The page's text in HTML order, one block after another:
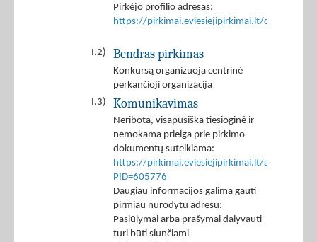
Pirkėjo profilio adresas:
https://pirkimai.eviesiejipirkimai.lt/ctm/
I.2) Bendras pirkimas
Konkursą organizuoja centrinė
perkančioji organizacija
I.3)
Komunikavimas
Neribota, visapusiška tiesioginė ir
nemokama prieiga prie pirkimo
dokumentų suteikiama:
https://pirkimai.eviesiejipirkimai.lt/app/rfq/
PID=605776
Daugiau informacijos galima gauti
pirmiau nurodytu adresu:
Pasiūlymai arba prašymai dalyvauti
turi būti siunčiami